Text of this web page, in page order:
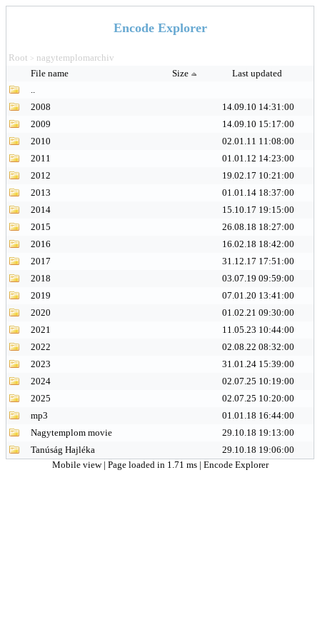
Encode Explorer
Root > nagytemplomarchiv
File name
Size
Last updated
..
2008
14.09.10 14:31:00
2009
14.09.10 15:17:00
2010
02.01.11 11:08:00
2011
01.01.12 14:23:00
2012
19.02.17 10:21:00
2013
01.01.14 18:37:00
2014
15.10.17 19:15:00
2015
26.08.18 18:27:00
2016
16.02.18 18:42:00
2017
31.12.17 17:51:00
2018
03.07.19 09:59:00
2019
07.01.20 13:41:00
2020
01.02.21 09:30:00
2021
11.05.23 10:44:00
2022
02.08.22 08:32:00
2023
31.01.24 15:39:00
2024
02.07.25 10:19:00
2025
02.07.25 10:20:00
mp3
01.01.18 16:44:00
Nagytemplom movie
29.10.18 19:13:00
Tanúság Hajléka
29.10.18 19:06:00
Mobile view | Page loaded in 1.71 ms | Encode Explorer